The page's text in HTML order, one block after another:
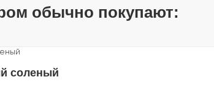
обычно покупают:
соленый